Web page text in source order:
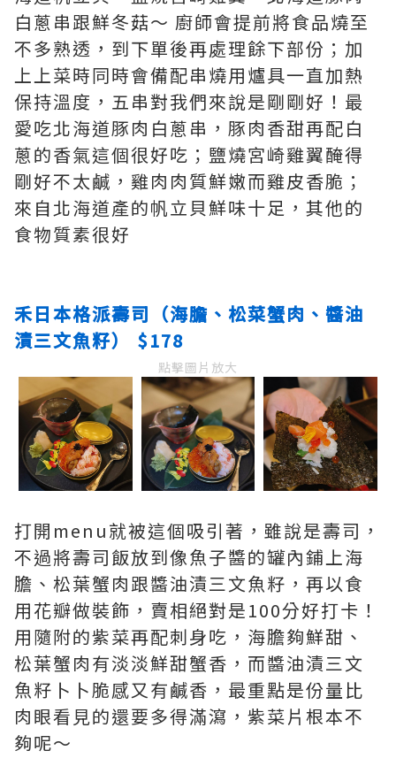
白蔥串跟鮮冬菇～ 廚師會提前將食品燒至
不多熟透，到下單後再處理餘下部份；加
上上菜時同時會備配串燒用爐具一直加熱
保持溫度，五串對我們來說是剛剛好！最
愛吃北海道豚肉白蔥串，豚肉香甜再配白
蔥的香氣這個很好吃；鹽燒宮崎雞翼醃得
剛好不太鹹，雞肉肉質鮮嫩而雞皮香脆；
來自北海道產的帆立貝鮮味十足，其他的
食物質素很好
禾日本格派壽司（海膽、松菜蟹肉、醬油
漬三文魚籽） $178
點擊圖片放大
打開menu就被這個吸引著，雖說是壽司，
不過將壽司飯放到像魚子醬的罐內鋪上海
膽、松葉蟹肉跟醬油漬三文魚籽，再以食
用花瓣做裝飾，賣相絕對是100分好打卡！
用隨附的紫菜再配刺身吃，海膽夠鮮甜、
松葉蟹肉有淡淡鮮甜蟹香，而醬油漬三文
魚籽卜卜脆感又有鹹香，最重點是份量比
肉眼看見的還要多得滿瀉，紫菜片根本不
夠呢～